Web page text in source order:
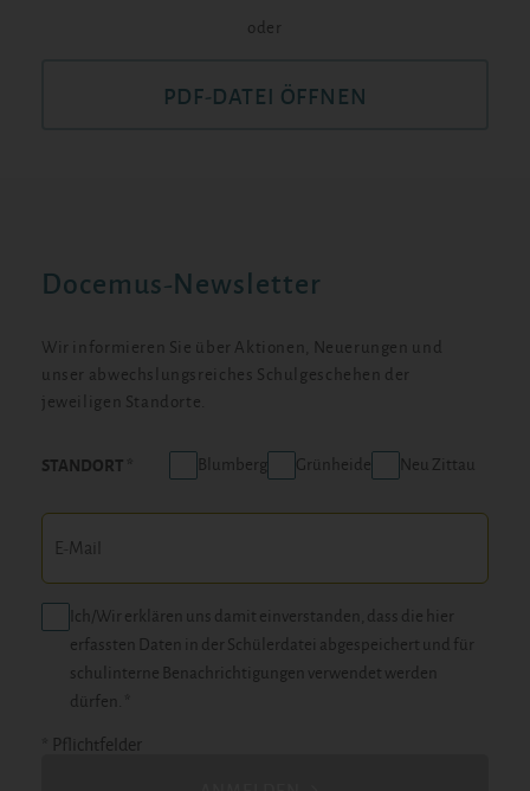
oder
PDF-DATEI ÖFFNEN
Docemus-Newsletter
Wir informieren Sie über Aktionen, Neuerungen und
unser abwechslungsreiches Schulgeschehen der
jeweiligen Standorte.
STANDORT Blumberg Grünheide Neu Zittau
Ich/Wir erklären uns damit einverstanden, dass die hier
erfassten Daten in der Schülerdatei abgespeichert und für
schulinterne Benachrichtigungen verwendet werden
dürfen. *
* Pflichtfelder